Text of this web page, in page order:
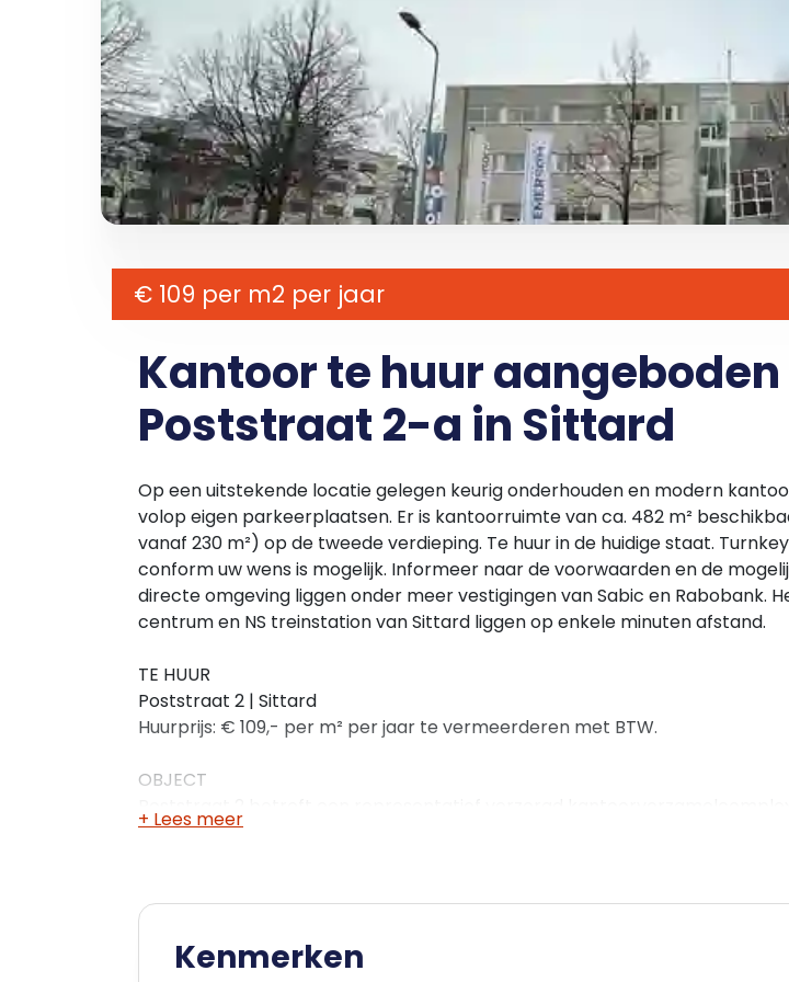
€ 109 per m2 per jaar
Kantoor te huur aangeboden
Poststraat 2-a in Sittard
Op een uitstekende locatie gelegen keurig onderhouden en modern
volop eigen parkeerplaatsen. Er is kantoorruimte van ca. 482 m²
vanaf 230 m²) op de tweede verdieping. Te huur in de huidige staat.
conform uw wens is mogelijk. Informeer naar de voorwaarden en de
directe omgeving liggen onder meer vestigingen van Sabic en Rabobank.
centrum en NS treinstation van Sittard liggen op enkele minuten afstand.
TE HUUR
Poststraat 2 | Sittard
Huurprijs: € 109,- per m² per jaar te vermeerderen met BTW.
OBJECT
bereikbare locatie nabij het centrum van Sittard. Het complex (bouwjaar
m² kantoorruimte beschikbaar (deelhuur vanaf ca. 230 m²) op de tweede
+ Lees meer
Kenmerken